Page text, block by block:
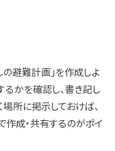
の避難計画」を作成しよ
するかを確認し、書き記し
場所に掲示しておけば、
成・共有するのがポイ